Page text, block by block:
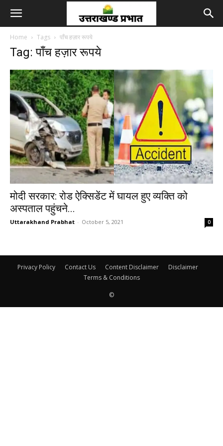
Home Tags पाँच हज़ार रूपये
Tag: पाँच हज़ार रूपये
मोदी सरकार: रोड ऐक्सिडेंट में घायल हुए व्यक्ति को
अस्पताल पहुंचने...
Uttarakhand Prabhat - October 5, 2021 0
Privacy Policy Contact Us Content Disclaimer
Disclaimer
Terms & Conditions
©